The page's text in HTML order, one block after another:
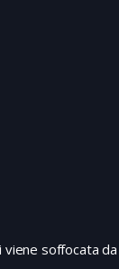
soffocata da